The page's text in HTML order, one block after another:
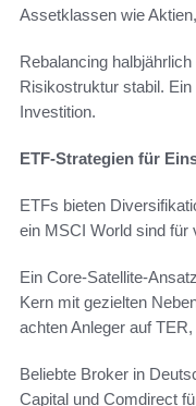
Assetklassen wie
Rebalancing
Risikostruktur stabil.
Investition.
ETF-Strategien für
ETFs bieten
ein MSCI World sind für
Ein Core-Satellite-
Kern mit gezielten
achten Anleger auf
Beliebte Broker in
Capital und Comdirect